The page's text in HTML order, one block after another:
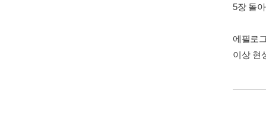
5장 돌
에필로
이상 현